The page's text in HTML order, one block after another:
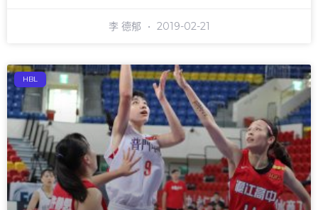
李 德郁 2019-02-21
HBL